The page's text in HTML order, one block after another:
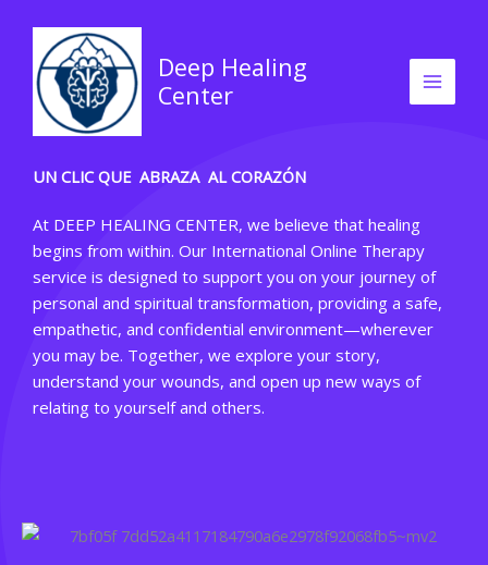
content
Deep Healing
Center
UN CLIC QUE ABRAZA AL CORAZÓN
At DEEP HEALING CENTER, we believe that healing
begins from within. Our International Online Therapy
service is designed to support you on your journey of
personal and spiritual transformation, providing a safe,
empathetic, and confidential environment—wherever
you may be. Together, we explore your story,
understand your wounds, and open up new ways of
relating to yourself and others.